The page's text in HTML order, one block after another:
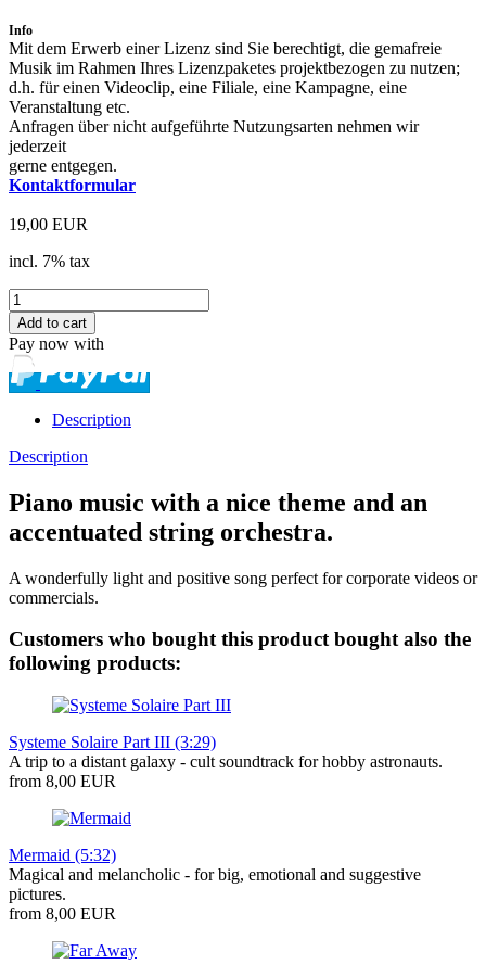
Info
Mit dem Erwerb einer Lizenz sind Sie berechtigt, die gemafreie
Musik im Rahmen Ihres Lizenzpaketes projektbezogen zu nutzen;
d.h. für einen Videoclip, eine Filiale, eine Kampagne, eine
Veranstaltung etc.
Anfragen über nicht aufgeführte Nutzungsarten nehmen wir
jederzeit
gerne entgegen.
Kontaktformular
19,00 EUR
incl. 7% tax
Pay now with
Description
Description
Piano music with a nice theme and an
accentuated string orchestra.
A wonderfully light and positive song perfect for corporate videos or
commercials.
Customers who bought this product bought also the
following products:
Systeme Solaire Part III (3:29)
A trip to a distant galaxy - cult soundtrack for hobby astronauts.
from 8,00 EUR
Mermaid (5:32)
Magical and melancholic - for big, emotional and suggestive
pictures.
from 8,00 EUR